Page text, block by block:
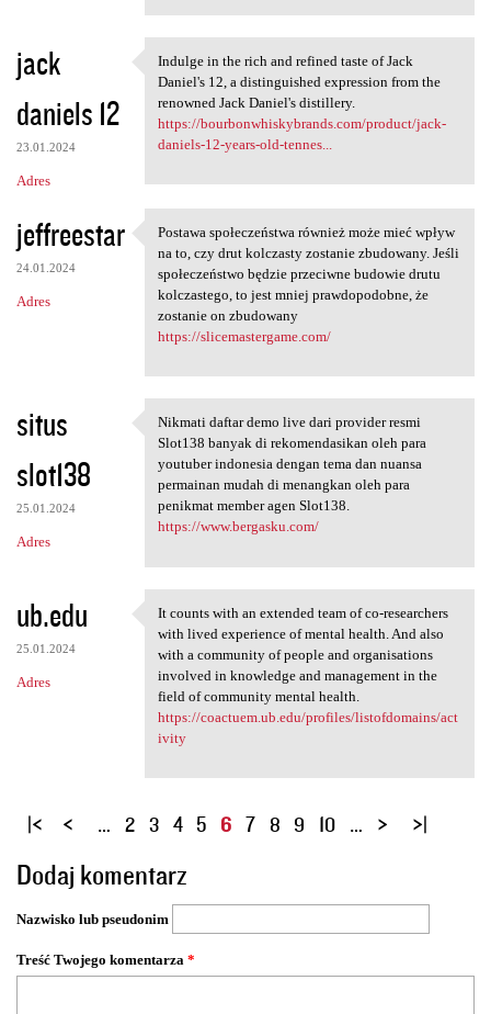
jack
daniels 12
23.01.2024
Adres
Indulge in the rich and
Indulge in the rich and refined taste of Jack
Daniel's 12, a distinguished expression from the
renowned Jack Daniel's distillery.
https://bourbonwhiskybrands.com/product/jack-
daniels-12-years-old-tennes...
jeffreestar
24.01.2024
Adres
Postawa społeczeństwa również
Postawa społeczeństwa również może mieć wpływ
na to, czy drut kolczasty zostanie zbudowany. Jeśli
społeczeństwo będzie przeciwne budowie drutu
kolczastego, to jest mniej prawdopodobne, że
zostanie on zbudowany
https://slicemastergame.com/
situs
slot138
25.01.2024
Adres
Nikmati daftar demo live dari
Nikmati daftar demo live dari provider resmi
Slot138 banyak di rekomendasikan oleh para
youtuber indonesia dengan tema dan nuansa
permainan mudah di menangkan oleh para
penikmat member agen Slot138.
https://www.bergasku.com/
ub.edu
25.01.2024
Adres
It counts with an extended
It counts with an extended team of co-researchers
with lived experience of mental health. And also
with a community of people and organisations
involved in knowledge and management in the
field of community mental health.
https://coactuem.ub.edu/profiles/listofdomains/act
ivity
S
r
o
y
… 2 3 4 5 6 7 8 9 10 …
Dodaj komentarz
Nazwisko lub pseudonim
Treść Twojego komentarza *